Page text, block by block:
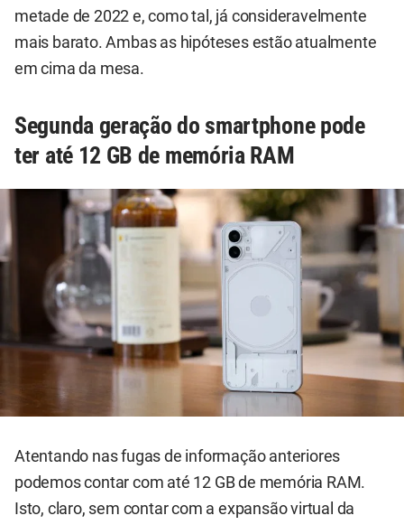
metade de 2022 e, como tal, já consideravelmente
mais barato. Ambas as hipóteses estão atualmente
em cima da mesa.
Segunda geração do smartphone pode
ter até 12 GB de memória RAM
Atentando nas fugas de informação anteriores
podemos contar com até 12 GB de memória RAM.
Isto, claro, sem contar com a expansão virtual da